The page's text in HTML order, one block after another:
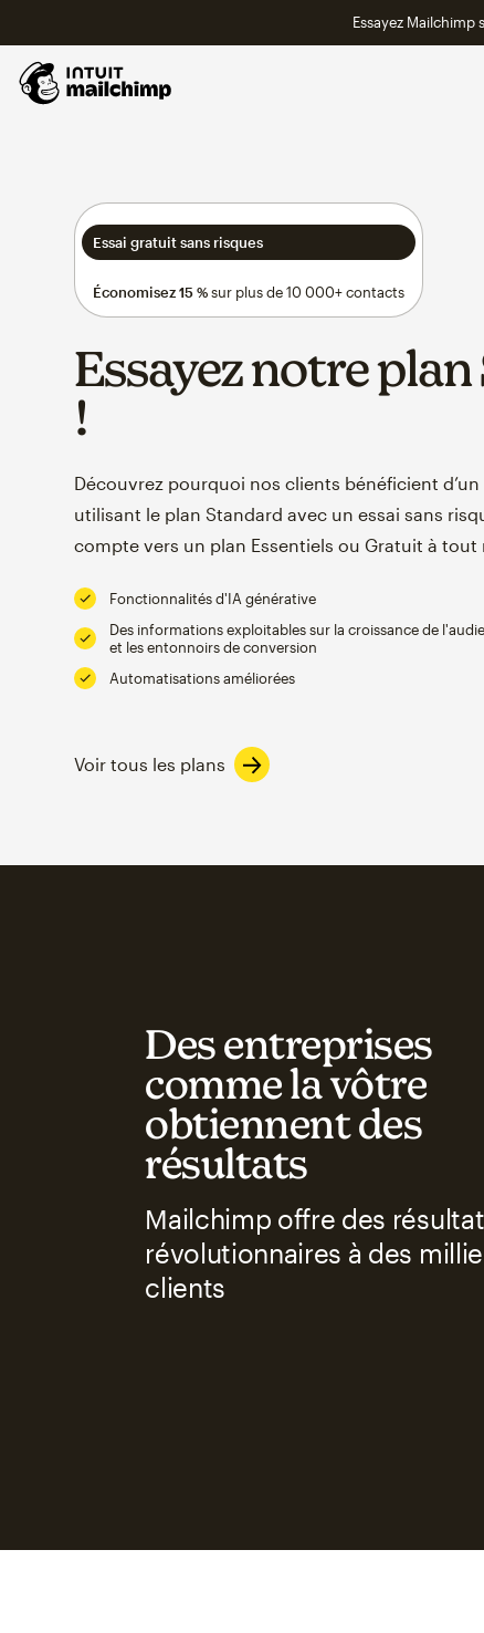
Essayez Mailchimp
Essai gratuit sans risques
Économisez 15 %sur plus de 10 000+ contacts
Essayez notre
!
Découvrez pourquoi nos clients bénéficient
utilisant le plan Standard avec un essai sans
compte vers un plan Essentiels ou Gratuit à tout
Fonctionnalités d'IA générative
Des informations exploitables sur la croissance de
et les entonnoirs de conversion
Automatisations améliorées
Voir tous les plans
Des entreprises
comme la vôtre
obtiennent des
résultats
Mailchimp offre des
révolutionnaires à des
clients